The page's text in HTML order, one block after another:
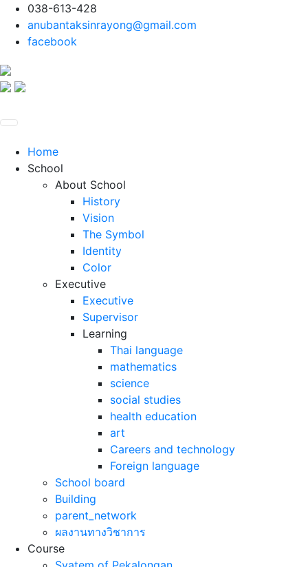
038-613-428
anubantaksinrayong@gmail.com
facebook
Home
School
About School
History
Vision
The Symbol
Identity
Color
Executive
Executive
Supervisor
Learning
Thai language
mathematics
science
social studies
health education
art
Careers and technology
Foreign language
School board
Building
parent_network
ผลงานทางวิชาการ
Course